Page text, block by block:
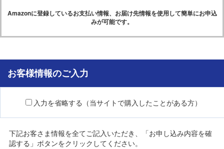
Amazonに登録しているお支払い情報、お届け先情報を使用して簡単にお申込
みが可能です。
お客様情報のご入力
入力を省略する（当サイトで購入したことがある方）
下記お客さま情報を全てご記入いただき、「お申し込み内容を確
認する」ボタンをクリックしてください。